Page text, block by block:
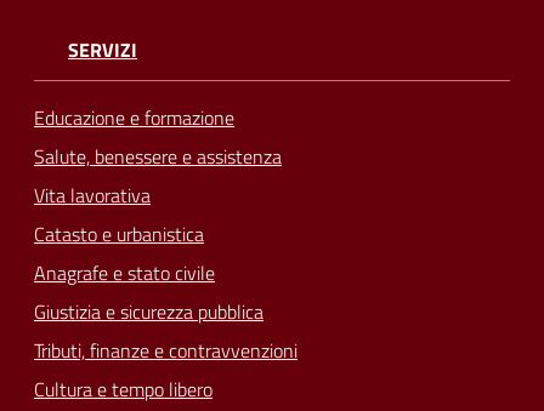
SERVIZI
Educazione e formazione
Salute, benessere e assistenza
Vita lavorativa
Catasto e urbanistica
Anagrafe e stato civile
Giustizia e sicurezza pubblica
Tributi, finanze e contravvenzioni
Cultura e tempo libero